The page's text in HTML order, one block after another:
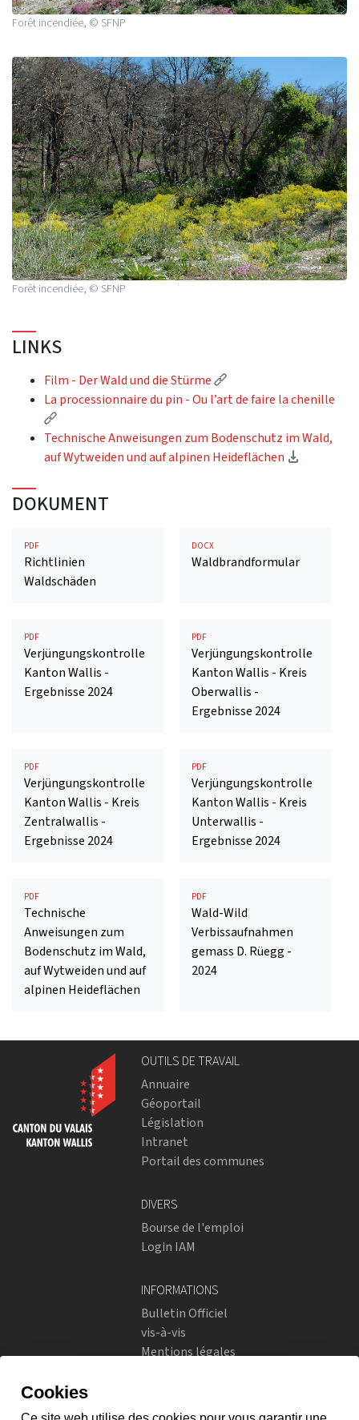
Forêt incendiée, © SFNP
Forêt incendiée, © SFNP
LINKS
Film - Der Wald und die Stürme
(External link)
La processionnaire du pin - Ou l’art de faire la chenille
(External link)
Technische Anweisungen zum Bodenschutz im Wald,
auf Wytweiden und auf alpinen Heideflächen
DOKUMENT
PDF
Richtlinien
Waldschäden
DOCX
Waldbrandformular
PDF
Verjüngungskontrolle
Kanton Wallis -
Ergebnisse 2024
PDF
Verjüngungskontrolle
Kanton Wallis - Kreis
Oberwallis -
Ergebnisse 2024
PDF
Verjüngungskontrolle
Kanton Wallis - Kreis
Zentralwallis -
Ergebnisse 2024
PDF
Verjüngungskontrolle
Kanton Wallis - Kreis
Unterwallis -
Ergebnisse 2024
PDF
Technische
Anweisungen zum
Bodenschutz im Wald,
auf Wytweiden und auf
alpinen Heideflächen
PDF
Wald-Wild
Verbissaufnahmen
gemass D. Rüegg -
2024
OUTILS DE TRAVAIL
Annuaire
Géoportail
Législation
Intranet
Portail des communes
DIVERS
Bourse de l'emploi
Login IAM
INFORMATIONS
Bulletin Officiel
vis-à-vis
Mentions légales